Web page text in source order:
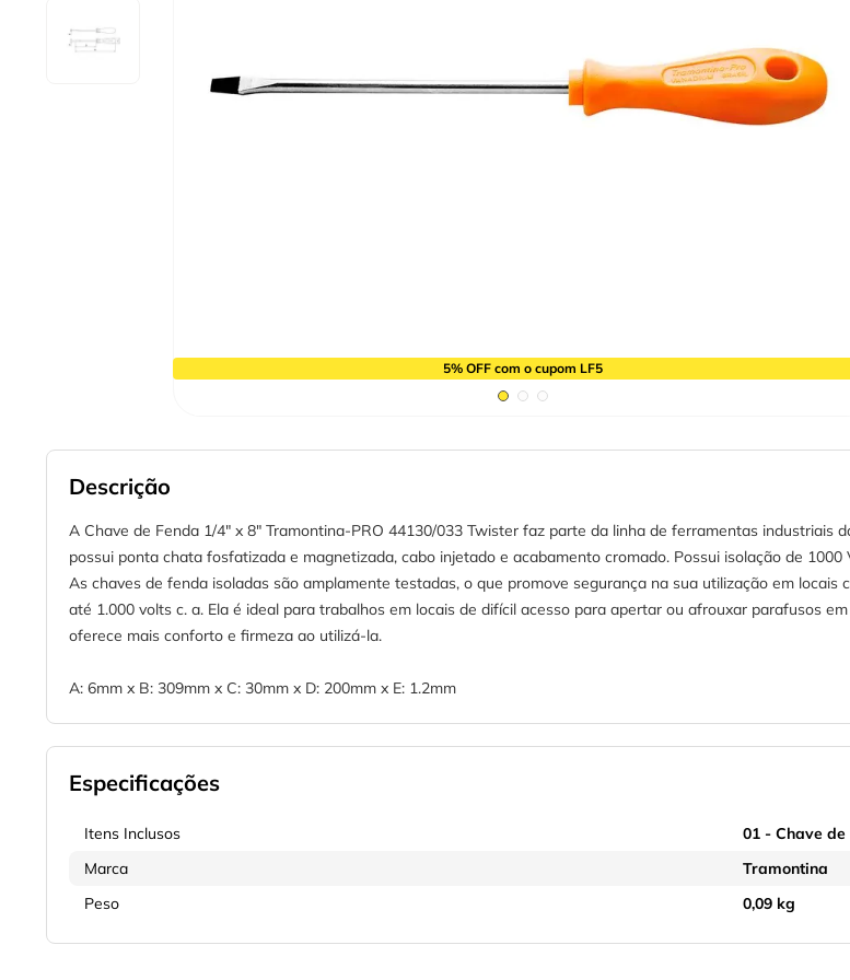
5% OFF com o cupom LF5
Descrição
A Chave de Fenda 1/4" x 8" Tramontina-PRO 44130/033 Twister faz parte da linha de ferramentas industriais
possui ponta chata fosfatizada e magnetizada, cabo injetado e acabamento cromado. Possui isolação de 1000
As chaves de fenda isoladas são amplamente testadas, o que promove segurança na sua utilização em
até 1.000 volts c. a. Ela é ideal para trabalhos em locais de difícil acesso para apertar ou afrouxar parafusos
oferece mais conforto e firmeza ao utilizá-la.
A: 6mm x B: 309mm x C: 30mm x D: 200mm x E: 1.2mm
Especificações
Itens Inclusos
01 - Chave
Marca
Tramontina
Peso
0,09 kg
serra copo